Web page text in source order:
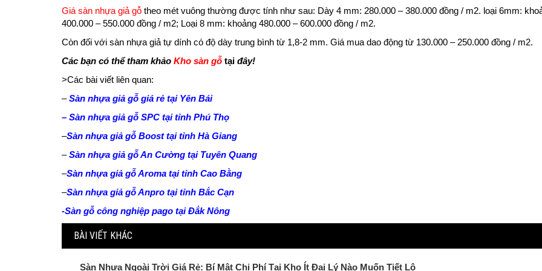
Giá sàn nhựa giả gỗ theo mét vuông thường được tính như sau: Dày 4 mm: 280.000 – 380.000 đồng / m2. loại 6mm:
400.000 – 550.000 đồng / m2; Loại 8 mm: khoảng 480.000 – 600.000 đồng / m2.
Còn đối với sàn nhựa giả tự dính có độ dày trung bình từ 1,8-2 mm. Giá mua dao động từ 130.000 – 250.000 đồng / m2.
Các bạn có thể tham khảo Kho sàn gỗ tại đây!
>Các bài viết liên quan:
–Sàn nhựa giả gỗ giá rẻ tại Yên Bái
– Sàn nhựa giả gỗ SPC tại tỉnh Phú Thọ
–Sàn nhựa giả gỗ Boost tại tỉnh Hà Giang
–Sàn nhựa giả gỗ An Cường tại Tuyên Quang
–Sàn nhựa giả gỗ Aroma tại tỉnh Cao Bằng
–Sàn nhựa giả gỗ Anpro tại tỉnh Bắc Cạn
-Sàn gỗ công nghiệp pago tại Đắk Nông
BÀI VIẾT KHÁC
Sàn Nhựa Ngoài Trời Giá Rẻ: Bí Mật Chi Phí Tại Kho Ít Đại Lý Nào Muốn Tiết Lộ